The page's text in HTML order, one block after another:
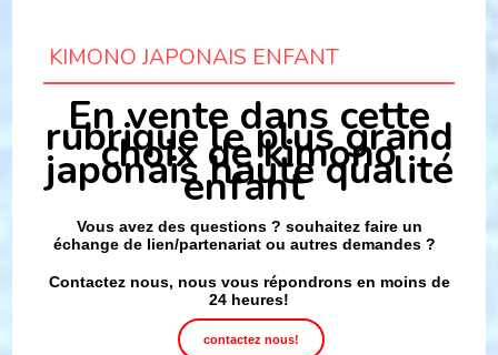
KIMONO JAPONAIS ENFANT
En vente dans cette
rubrique le plus grand
choix de kimono
japonais haute qualité
enfant
Vous avez des questions ? souhaitez faire un
échange de lien/partenariat ou autres demandes ?
Contactez nous, nous vous répondrons en moins de
24 heures!
contactez nous!